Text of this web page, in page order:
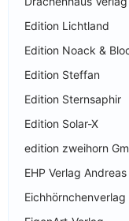
Edition Lichtland
Edition Noack &
Edition Steffan
Edition Sternsaphir
Edition Solar-X
edition zweihorn
EHP Verlag
Eichhörnchenverlag